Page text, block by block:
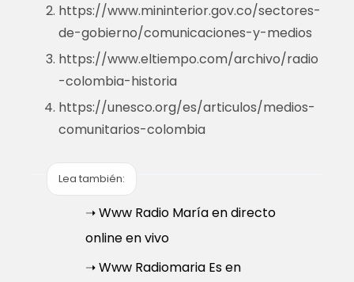
https://www.mininterior.gov.co/sectores-
de-gobierno/comunicaciones-y-medios
https://www.eltiempo.com/archivo/radio
-colombia-historia
https://unesco.org/es/articulos/medios-
comunitarios-colombia
Lea también:
➝ Www Radio María en directo
online en vivo
➝ Www Radiomaria Es en